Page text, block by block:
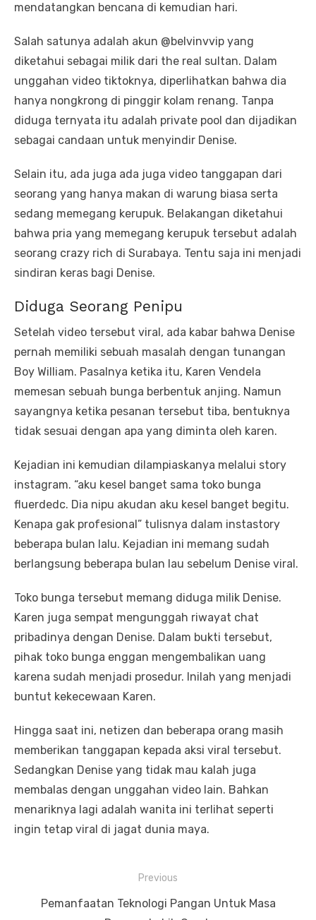
mendatangkan bencana di kemudian hari.
Salah satunya adalah akun @belvinvvip yang
diketahui sebagai milik dari the real sultan. Dalam
unggahan video tiktoknya, diperlihatkan bahwa dia
hanya nongkrong di pinggir kolam renang. Tanpa
diduga ternyata itu adalah private pool dan dijadikan
sebagai candaan untuk menyindir Denise.
Selain itu, ada juga ada juga video tanggapan dari
seorang yang hanya makan di warung biasa serta
sedang memegang kerupuk. Belakangan diketahui
bahwa pria yang memegang kerupuk tersebut adalah
seorang crazy rich di Surabaya. Tentu saja ini menjadi
sindiran keras bagi Denise.
Diduga Seorang Penipu
Setelah video tersebut viral, ada kabar bahwa Denise
pernah memiliki sebuah masalah dengan tunangan
Boy William. Pasalnya ketika itu, Karen Vendela
memesan sebuah bunga berbentuk anjing. Namun
sayangnya ketika pesanan tersebut tiba, bentuknya
tidak sesuai dengan apa yang diminta oleh karen.
Kejadian ini kemudian dilampiaskanya melalui story
instagram. “aku kesel banget sama toko bunga
fluerdedc. Dia nipu akudan aku kesel banget begitu.
Kenapa gak profesional” tulisnya dalam instastory
beberapa bulan lalu. Kejadian ini memang sudah
berlangsung beberapa bulan lau sebelum Denise viral.
Toko bunga tersebut memang diduga milik Denise.
Karen juga sempat mengunggah riwayat chat
pribadinya dengan Denise. Dalam bukti tersebut,
pihak toko bunga enggan mengembalikan uang
karena sudah menjadi prosedur. Inilah yang menjadi
buntut kekecewaan Karen.
Hingga saat ini, netizen dan beberapa orang masih
memberikan tanggapan kepada aksi viral tersebut.
Sedangkan Denise yang tidak mau kalah juga
membalas dengan unggahan video lain. Bahkan
menariknya lagi adalah wanita ini terlihat seperti
ingin tetap viral di jagat dunia maya.
Previous
Pemanfaatan Teknologi Pangan Untuk Masa